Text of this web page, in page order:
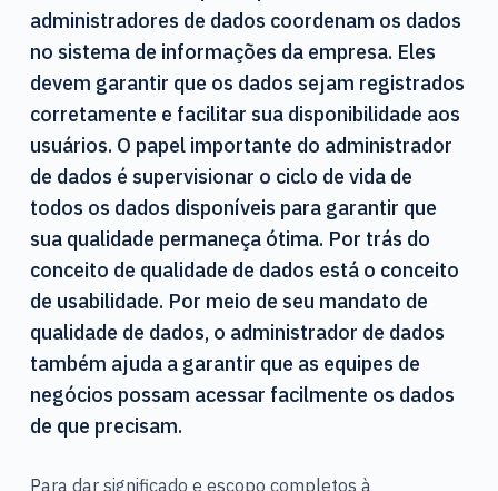
administradores de dados coordenam os dados
no sistema de informações da empresa. Eles
devem garantir que os dados sejam registrados
corretamente e facilitar sua disponibilidade aos
usuários. O papel importante do administrador
de dados é supervisionar o ciclo de vida de
todos os dados disponíveis para garantir que
sua qualidade permaneça ótima. Por trás do
conceito de qualidade de dados está o conceito
de usabilidade. Por meio de seu mandato de
qualidade de dados, o administrador de dados
também ajuda a garantir que as equipes de
negócios possam acessar facilmente os dados
de que precisam.
Para dar significado e escopo completos à